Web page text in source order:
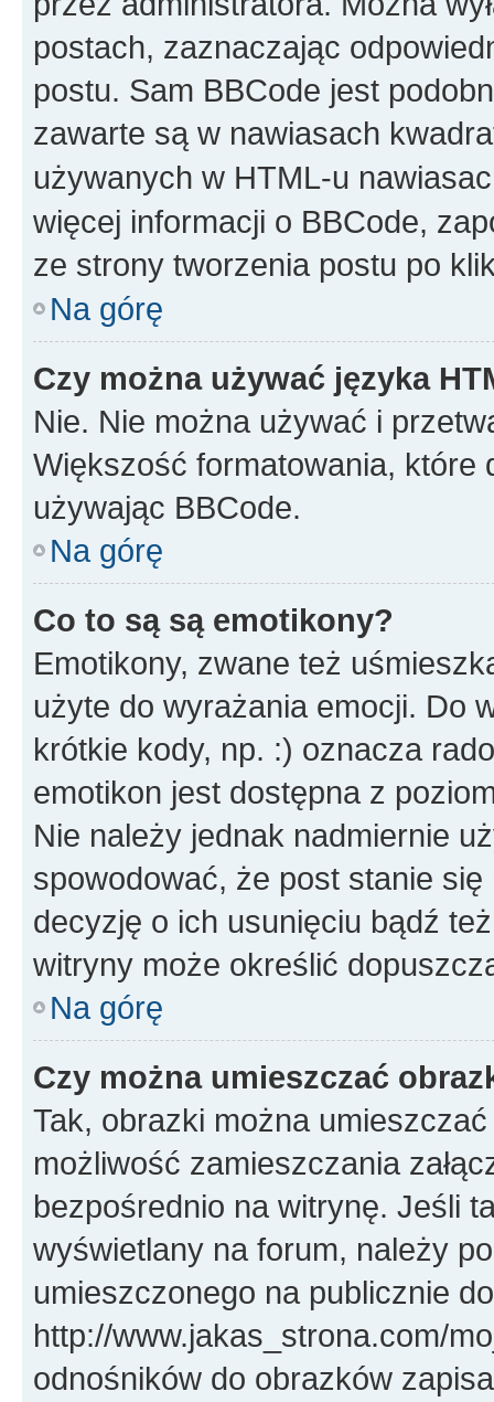
postach, zaznaczając
postu. Sam BBCode jest
zawarte są w nawiasach
używanych w HTML-u
więcej informacji o BBCode,
ze strony tworzenia postu po
Na górę
Czy można używać języka
Nie. Nie można używać i
Większość formatowania,
używając BBCode.
Na górę
Co to są są emotikony?
Emotikony, zwane też
użyte do wyrażania emocji. Do
krótkie kody, np. :) oznacza
emotikon jest dostępna z
Nie należy jednak nadmiernie
spowodować, że post stanie
decyzję o ich usunięciu bądź
witryny może określić
Na górę
Czy można umieszczać
Tak, obrazki można
możliwość zamieszczania
bezpośrednio na witrynę. Jeśli
wyświetlany na forum, należy
umieszczonego na publicznie
http://www.jakas_strona.com/
odnośników do obrazków